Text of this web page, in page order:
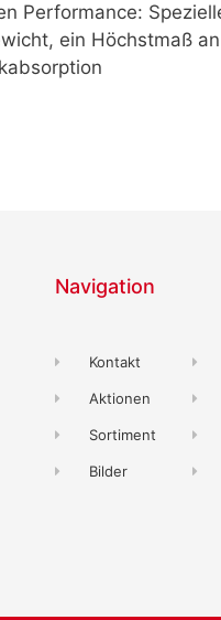
Performance:
ein Höchstmaß
Navigation
Kontakt
Aktionen
Sortiment
Bilder